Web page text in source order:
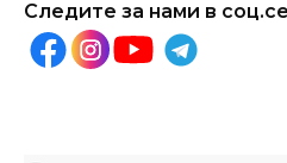
Следите за нами в